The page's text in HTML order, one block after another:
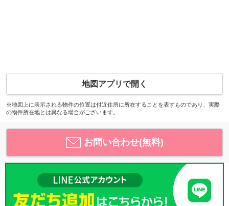
地図アプリで開く
※地図上に表示される物件の位置は付近住所に所在することを表すものであり、実際
の物件所在地とは異なる場合がございます。
お問い合わせ(無料)